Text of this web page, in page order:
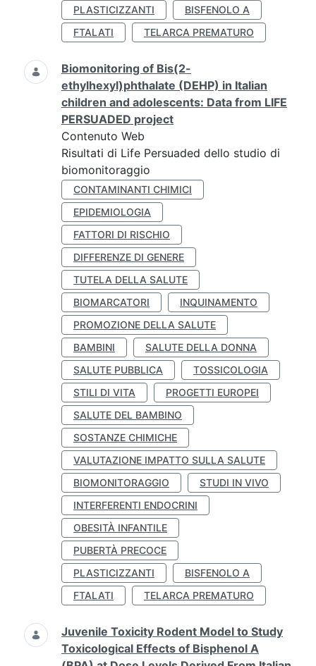
PLASTICIZZANTI
BISFENOLO A
FTALATI
TELARCA PREMATURO
Biomonitoring of Bis(2-
ethylhexyl)phthalate (DEHP) in Italian
children and adolescents: Data from LIFE
PERSUADED project
Contenuto Web
Risultati di Life Persuaded dello studio di
biomonitoraggio
CONTAMINANTI CHIMICI
EPIDEMIOLOGIA
FATTORI DI RISCHIO
DIFFERENZE DI GENERE
TUTELA DELLA SALUTE
BIOMARCATORI
INQUINAMENTO
PROMOZIONE DELLA SALUTE
BAMBINI
SALUTE DELLA DONNA
SALUTE PUBBLICA
TOSSICOLOGIA
STILI DI VITA
PROGETTI EUROPEI
SALUTE DEL BAMBINO
SOSTANZE CHIMICHE
VALUTAZIONE IMPATTO SULLA SALUTE
BIOMONITORAGGIO
STUDI IN VIVO
INTERFERENTI ENDOCRINI
OBESITÀ INFANTILE
PUBERTÀ PRECOCE
PLASTICIZZANTI
BISFENOLO A
FTALATI
TELARCA PREMATURO
Juvenile Toxicity Rodent Model to Study
Toxicological Effects of Bisphenol A